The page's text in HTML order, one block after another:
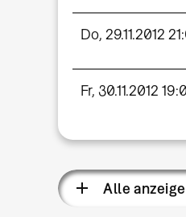
Do, 29.11.2012
Fr, 30.11.2012
Alle